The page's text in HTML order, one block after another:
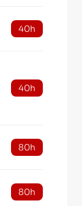
40h
40h
80h
80h